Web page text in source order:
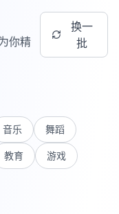
你精
换一
批
音乐
舞蹈
教育
游戏